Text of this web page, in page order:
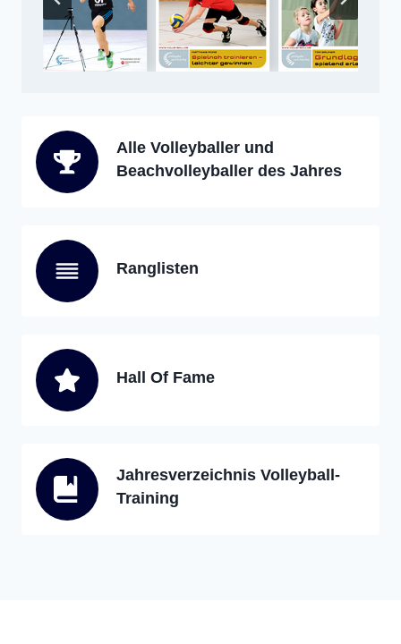
Alle Volleyballer und
Beachvolleyballer des Jahres
Ranglisten
Hall Of Fame
Jahresverzeichnis Volleyball-
Training